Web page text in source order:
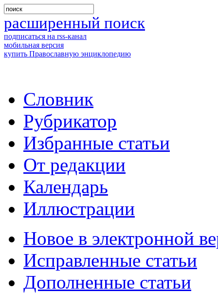
расширенный поиск
подписаться на rss-канал
мобильная версия
купить Православную энциклопедию
Словник
Рубрикатор
Избранные статьи
От редакции
Календарь
Иллюстрации
Новое в электронной
Исправленные статьи
Дополненные статьи